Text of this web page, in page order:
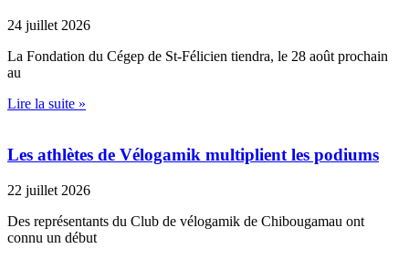
24 juillet 2026
La Fondation du Cégep de St-Félicien tiendra, le 28 août prochain
au
Lire la suite »
Les athlètes de Vélogamik multiplient les podiums
22 juillet 2026
Des représentants du Club de vélogamik de Chibougamau ont
connu un début